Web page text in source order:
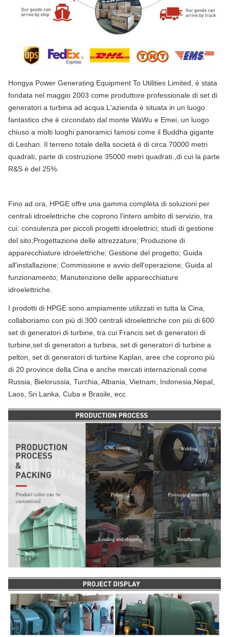
Hongya Power Generating Equipment To Utilities Limited, è stata
fondata nel maggio 2003 come produttore professionale di set di
generatori a turbina ad acqua.L'azienda è situata in un luogo
fantastico che è circondato dal monte WaWu e Emei, un luogo
chiuso a molti luoghi panoramici famosi come il Buddha gigante
di Leshan. Il terreno totale della società è di circa 70000 metri
quadrati, parte di costruzione 35000 metri quadrati.,di cui la parte
R&S è del 25%.
Fino ad ora, HPGE offre una gamma completa di soluzioni per
centrali idroelettriche che coprono l'intero ambito di servizio, tra
cui: consulenza per piccoli progetti idroelettrici; studi di gestione
del sito;Progettazione delle attrezzature; Produzione di
apparecchiature idroelettriche; Gestione del progetto; Guida
all'installazione; Commissione e avvio dell'operazione; Guida al
funzionamento; Manutenzione delle apparecchiature
idroelettriche.
I prodotti di HPGE sono ampiamente utilizzati in tutta la Cina,
collaboriamo con più di 300 centrali idroelettriche con più di 600
set di generatori di turbine, tra cui Francis set di generatori di
turbine,set di generatori a turbina, set di generatori di turbine a
pelton, set di generatori di turbine Kaplan, aree che coprono più
di 20 province della Cina e anche mercati internazionali come
Russia, Bielorussia, Turchia, Albania, Vietnam, Indonesia,Nepal,
Laos, Sri Lanka, Cuba e Brasile, ecc.